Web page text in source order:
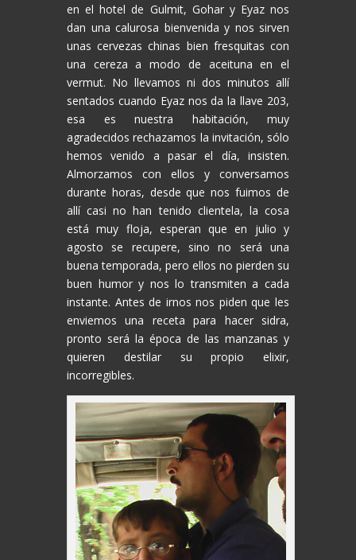
en el hotel de Gulmit, Gohar y Eyaz nos
dan una calurosa bienvenida y nos sirven
unas cervezas chinas bien fresquitas con
una cereza a modo de aceituna en el
vermut. No llevamos ni dos minutos allí
sentados cuando Eyaz nos da la llave 203,
esa es nuestra habitación, muy
agradecidos rechazamos la invitación, sólo
hemos venido a pasar el día, insisten.
Almorzamos con ellos y conversamos
durante horas, desde que nos fuimos de
allí casi no han tenido clientela, la cosa
está muy floja, esperan que en julio y
agosto se recupere, sino no será una
buena temporada, pero ellos no pierden su
buen humor y nos lo transmiten a cada
instante. Antes de irnos nos piden que les
enviemos una receta para hacer sidra,
pronto será la época de las manzanas y
quieren destilar su propio elixir,
incorregibles.